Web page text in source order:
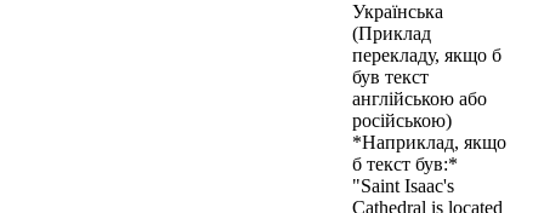
Українська
(Приклад
перекладу, якщо б
був текст
англійською або
російською)
*Наприклад, якщо
б текст був:*
"Saint Isaac's
Cathedral is located